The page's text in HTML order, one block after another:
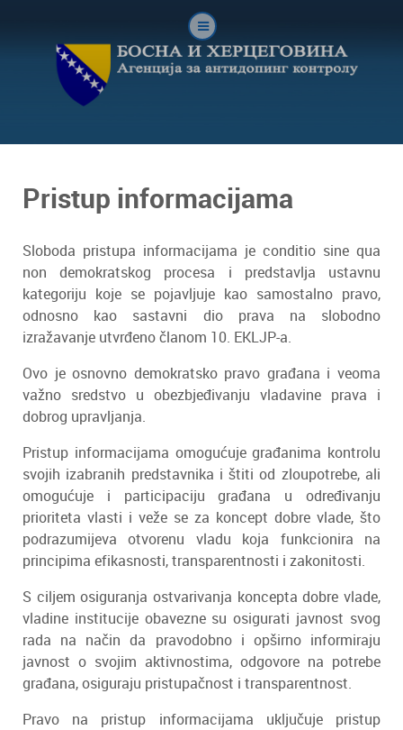
Pristup informacijama
Sloboda pristupa informacijama je conditio sine qua
non demokratskog procesa i predstavlja ustavnu
kategoriju koje se pojavljuje kao samostalno pravo,
odnosno kao sastavni dio prava na slobodno
izražavanje utvrđeno članom 10. EKLJP-a.
Ovo je osnovno demokratsko pravo građana i veoma
važno sredstvo u obezbjeđivanju vladavine prava i
dobrog upravljanja.
Pristup informacijama omogućuje građanima kontrolu
svojih izabranih predstavnika i štiti od zloupotrebe, ali
omogućuje i participaciju građana u određivanju
prioriteta vlasti i veže se za koncept dobre vlade, što
podrazumijeva otvorenu vladu koja funkcionira na
principima efikasnosti, transparentnosti i zakonitosti.
S ciljem osiguranja ostvarivanja koncepta dobre vlade,
vladine institucije obavezne su osigurati javnost svog
rada na način da pravodobno i opširno informiraju
javnost o svojim aktivnostima, odgovore na potrebe
građana, osiguraju pristupačnost i transparentnost.
Pravo na pristup informacijama uključuje pristup